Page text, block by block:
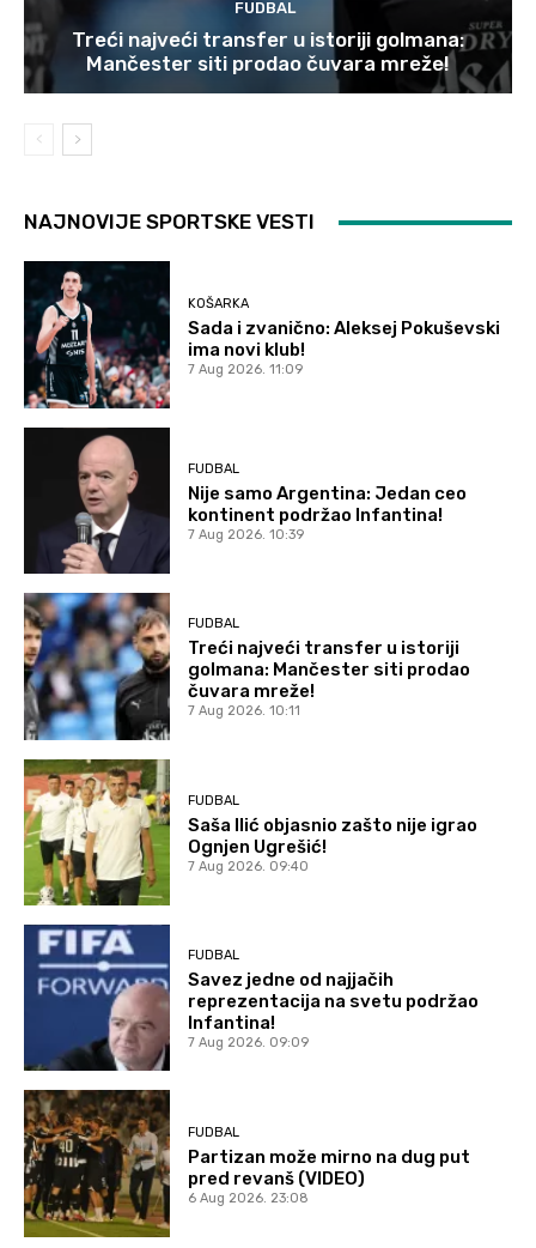
FUDBAL
Treći najveći transfer u istoriji golmana:
Mančester siti prodao čuvara mreže!
NAJNOVIJE SPORTSKE VESTI
KOŠARKA
Sada i zvanično: Aleksej Pokuševski
ima novi klub!
7 Aug 2026. 11:09
FUDBAL
Nije samo Argentina: Jedan ceo
kontinent podržao Infantina!
7 Aug 2026. 10:39
FUDBAL
Treći najveći transfer u istoriji
golmana: Mančester siti prodao
čuvara mreže!
7 Aug 2026. 10:11
FUDBAL
Saša Ilić objasnio zašto nije igrao
Ognjen Ugrešić!
7 Aug 2026. 09:40
FUDBAL
Savez jedne od najjačih
reprezentacija na svetu podržao
Infantina!
7 Aug 2026. 09:09
FUDBAL
Partizan može mirno na dug put
pred revanš (VIDEO)
6 Aug 2026. 23:08